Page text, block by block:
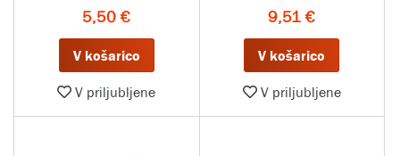
5,50 €
V košarico
V priljubljene
9,51 €
V košarico
V priljubljene